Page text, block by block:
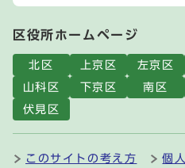
区役所ホームページ
北区 上京区 左京区
山科区
下京区 南区
伏見区
このサイトの考え方 個